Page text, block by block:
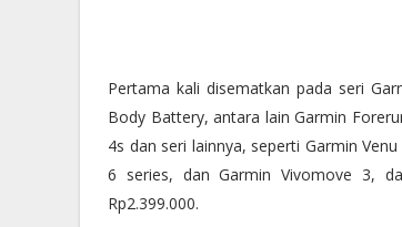
Pertama kali disematkan pada seri
Body Battery, antara lain Garmin
4s dan seri lainnya, seperti Garmin
6 series, dan Garmin Vivomove 3,
Rp2.399.000.